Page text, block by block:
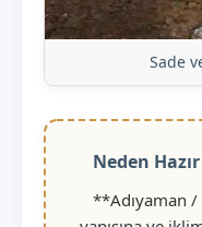
Sade
Neden
**Adıyaman